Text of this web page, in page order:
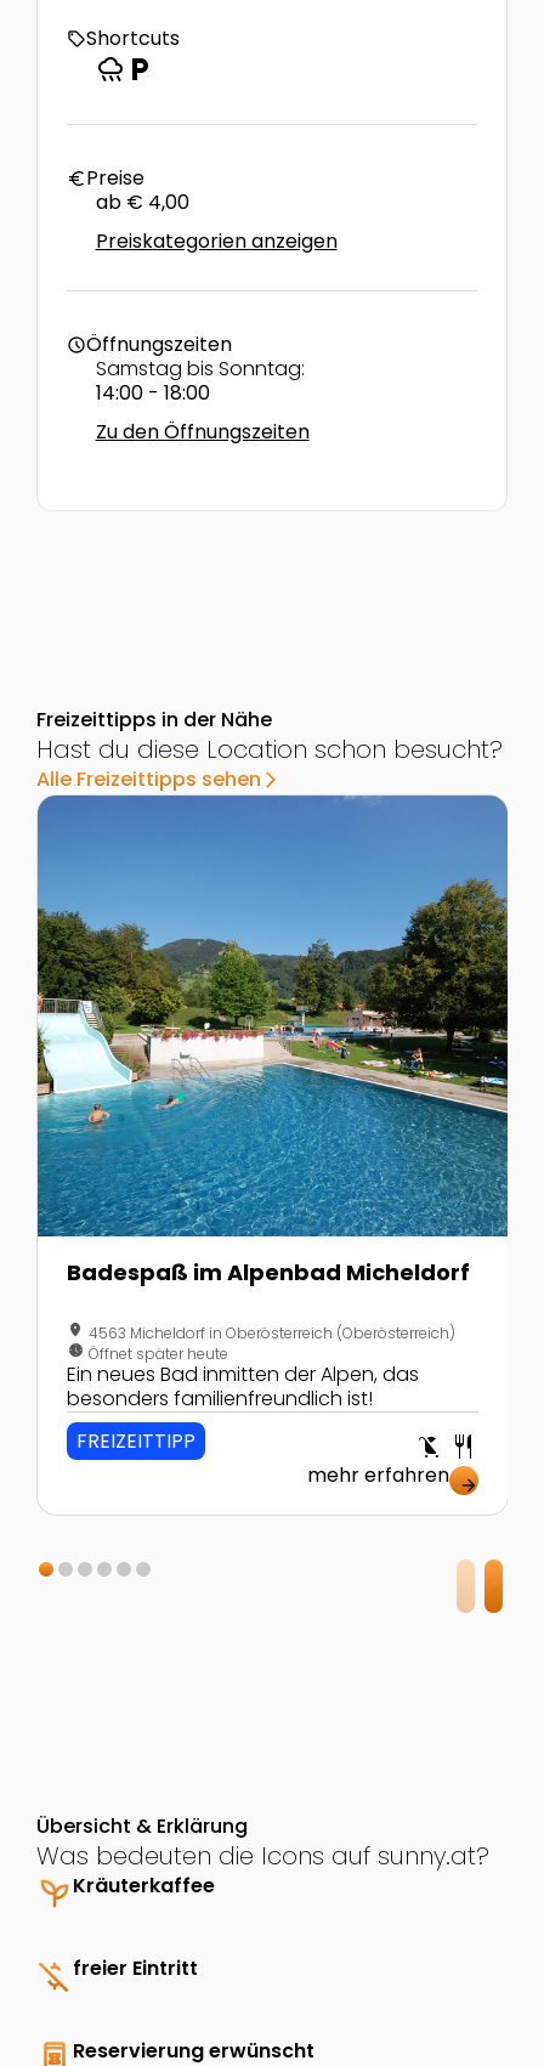
local_offerShortcuts
rainy local_parking
euroPreise
ab € 4,00
Preiskategorien anzeigen
scheduleÖffnungszeiten
Samstag bis Sonntag:
14:00 - 18:00
Zu den Öffnungszeiten
Freizeittipps in der Nähe
Hast du diese Location schon besucht?
Alle Freizeittipps sehen arrow_forward_ios
Zur Detailseite von Badespaß im Alpenbad
Badespaß im Alpenbad Micheldorf
location_on 4563 Micheldorf in Oberösterreich (Oberösterreich)
nest_clock_farsight_analog Öffnet später heute
Ein neues Bad inmitten der Alpen, das
besonders familienfreundlich ist!
FREIZEITTIPP
child_friendly restaurant
mehr erfahren arrow_forward
Übersicht & Erklärung
Was bedeuten die Icons auf sunny.at?
psychiatryKräuterkaffee
money_off freier Eintritt
Reservierung erwünscht